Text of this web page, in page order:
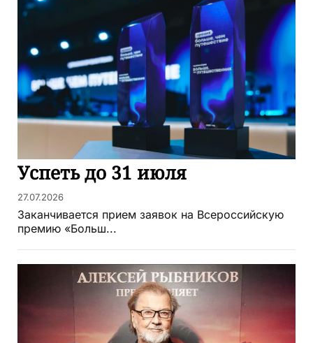
Успеть до 31 июля
27.07.2026
Заканчивается прием заявок на Всероссийскую
премию «Больш...